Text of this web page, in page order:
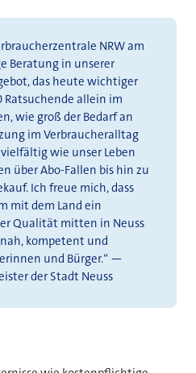
NRW am
Beratung in unserer
das heute wichtiger
Ratsuchende allein im
wie groß der Bedarf an
im Verbraucheralltag
wie unser Leben
über Abo-Fallen bis hin zu
Ich freue mich, dass
mit dem Land ein
Qualität mitten in Neuss
kompetent und
und Bürger.“ —
der Stadt Neuss